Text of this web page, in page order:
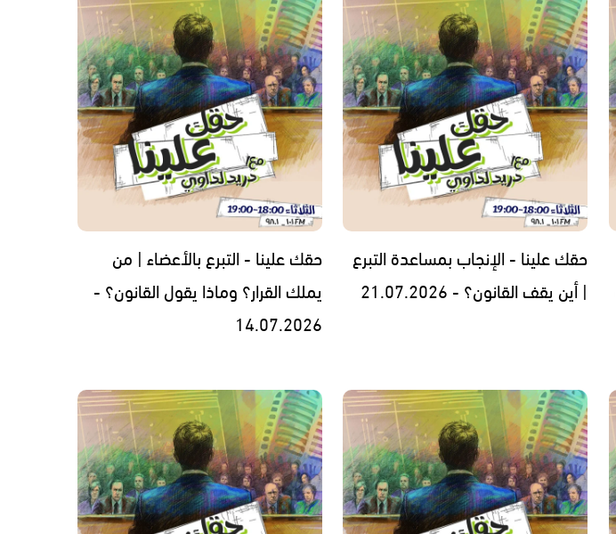
حقك علينا - الإنجاب بمساعدة التبرع
| أين يقف القانون؟ - 21.07.2026
حقك علينا - التبرع بالأعضاء | من
يملك القرار؟ وماذا يقول القانون؟ -
14.07.2026